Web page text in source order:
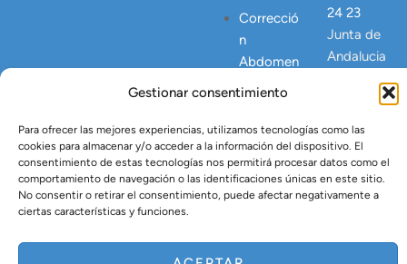
Gestionar consentimiento
Para ofrecer las mejores experiencias, utilizamos tecnologías como las
cookies para almacenar y/o acceder a la información del dispositivo. El
consentimiento de estas tecnologías nos permitirá procesar datos como el
comportamiento de navegación o las identificaciones únicas en este sitio.
No consentir o retirar el consentimiento, puede afectar negativamente a
ciertas características y funciones.
Correcció
n
Abdomen
Postpart
Lipo
Vaser
Tratamien
to Argón
24 23
Junta de
Andalucia